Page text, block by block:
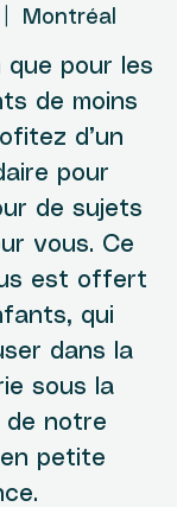
Montréal
que pour les
de moins
d’un
pour
de sujets
vous. Ce
est offert
qui
dans la
sous la
de notre
petite